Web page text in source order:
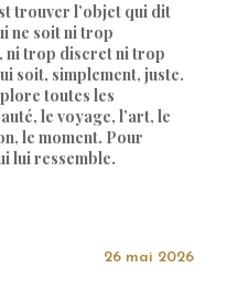
trouver l’objet qui dit
ne soit ni trop
ni trop discret ni trop
soit, simplement, juste.
toutes les
le voyage, l’art, le
le moment. Pour
lui ressemble.
26 mai 2026